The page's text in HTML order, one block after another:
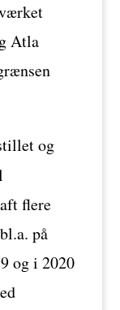
Atla
og
flere
på
og i 2020